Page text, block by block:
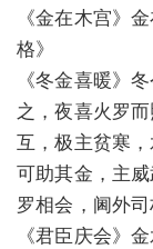
《金在木宫》
格》
《冬金喜暖》
之，夜喜火罗
互，极主贫寒
可助其金，主
罗相会，阃外
《君臣庆会》